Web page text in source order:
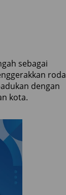
sebagai
roda
dengan
kota.